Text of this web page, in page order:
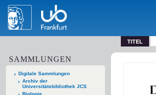
TITEL
SAMMLUNGEN
Digitale Sammlungen
Archiv der
Universitätsbibliothek JCS
Biologie